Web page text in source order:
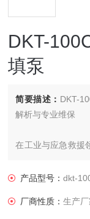
DKT-
填泵
简要描述： DKT-
解析与专业维保
在工业与应急救援
备，如何通过精
产品型号：dkt-
厂商性质：生产厂